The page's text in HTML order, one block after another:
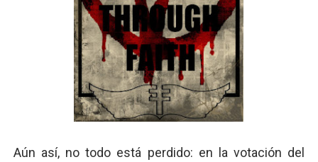
Aún así, no todo está perdido: en la votación del